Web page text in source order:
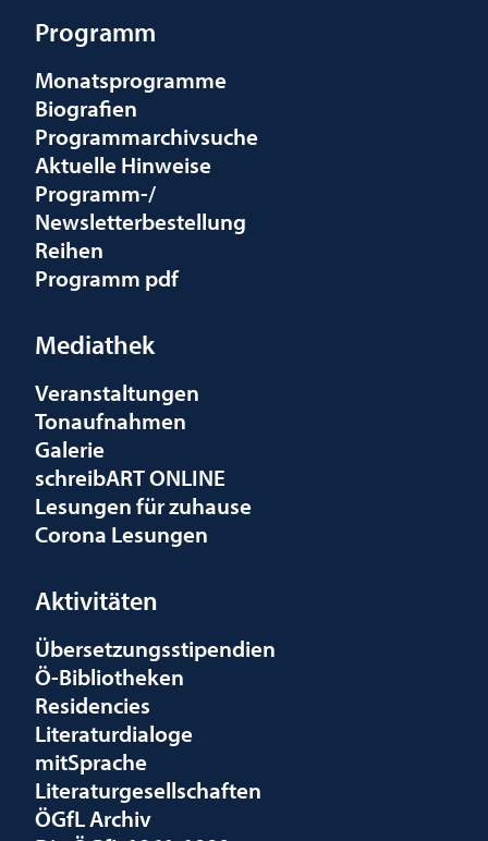
Programm
Monatsprogramme
Biografien
Programmarchivsuche
Aktuelle Hinweise
Programm-/
Newsletterbestellung
Reihen
Programm pdf
Mediathek
Veranstaltungen
Tonaufnahmen
Galerie
schreibART ONLINE
Lesungen für zuhause
Corona Lesungen
Aktivitäten
Übersetzungsstipendien
Ö-Bibliotheken
Residencies
Literaturdialoge
mitSprache
Literaturgesellschaften
ÖGfL Archiv